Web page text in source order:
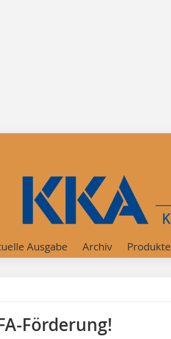
Ausgabe Archiv Produkte
Förderung!